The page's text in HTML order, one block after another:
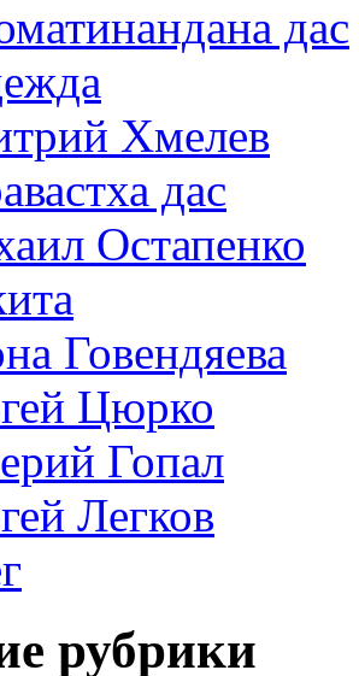
дас
Хмелев
дас
Остапенко
Говендяева
Цюрко
Гопал
Легков
рубрики